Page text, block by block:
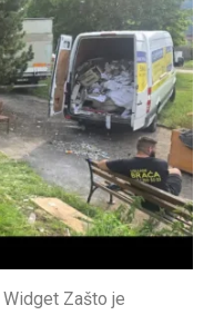
Zašto je